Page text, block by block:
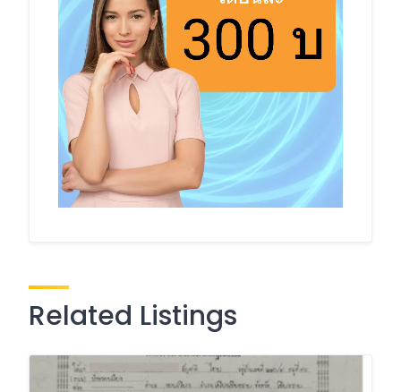
Related Listings